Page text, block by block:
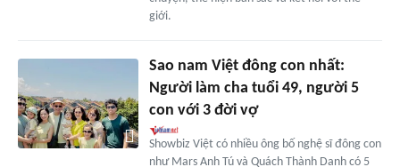
giới.
Sao nam Việt đông con nhất:
Người làm cha tuổi 49, người 5
con với 3 đời vợ
Showbiz Việt có nhiều ông bố nghệ sĩ đông con
như Mars Anh Tú và Quách Thành Danh có 5